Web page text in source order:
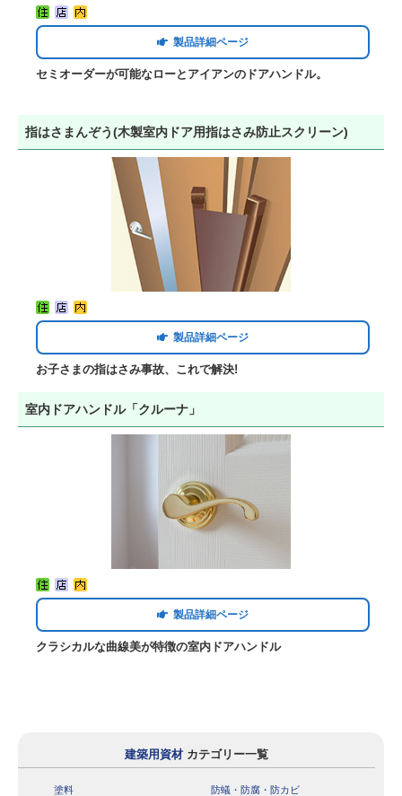
製品詳細ページ
セミオーダーが可能なローとアイアンのドアハンドル。
指はさまんぞう(木製室内ドア用指はさみ防止スクリーン)
製品詳細ページ
お子さまの指はさみ事故、これで解決!
室内ドアハンドル「クルーナ」
製品詳細ページ
クラシカルな曲線美が特徴の室内ドアハンドル
建築用資材 カテゴリー一覧
塗料
防蟻・防腐・防カビ